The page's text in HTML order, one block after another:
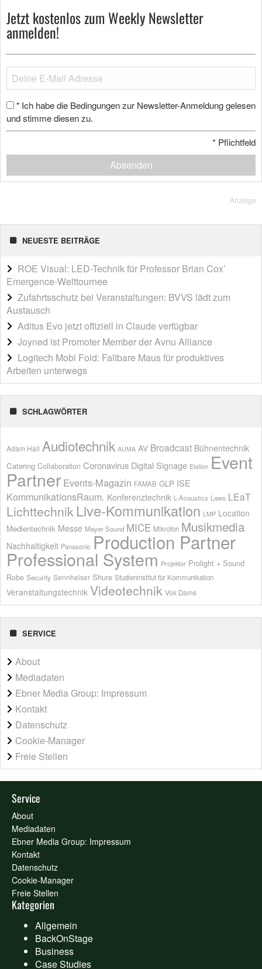
Jetzt kostenlos zum Weekly Newsletter
anmelden!
* Ich habe die Bedingungen zur Newsletter-Anmeldung gelesen
und stimme diesen zu.
* Pflichtfeld
Absenden
Anzeige
NEUESTE BEITRÄGE
ROE Visual: LED-Technik für Professor Brian Cox’
Emergence-Welttournee
Zufahrtsschutz bei Veranstaltungen: BVVS lädt zum
Austausch
Aditus Evo jetzt offiziell in Claude verfügbar
Joyned ist Promoter Member der Avnu Alliance
Logitech Mobi Fold: Faltbare Maus für produktives
Arbeiten unterwegs
SCHLAGWÖRTER
Adam Hall Audiotechnik AUMA AV Broadcast Bühnentechnik
Catering Collaboration Coronavirus Digital Signage Elation Event
Partner Events-Magazin FAMAB GLP ISE
KommunikationsRaum. Konferenztechnik L-Acoustics Lawo LEaT
Lichttechnik Live-Kommunikation LMP Location
Medientechnik Messe Meyer Sound MICE Mikrofon Musikmedia
Nachhaltigkeit Panasonic Production Partner
Professional System Projektor Prolight + Sound
Robe Security Sennheiser Shure Studieninstitut für Kommunikation
Veranstaltungstechnik Videotechnik Vok Dams
SERVICE
About
Mediadaten
Ebner Media Group: Impressum
Kontakt
Datenschutz
Cookie-Manager
Freie Stellen
Service
About
Mediadaten
Ebner Media Group: Impressum
Kontakt
Datenschutz
Cookie-Manager
Freie Stellen
Kategorien
Allgemein
BackOnStage
Business
Case Studies